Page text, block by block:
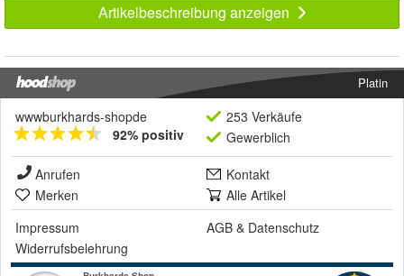
Artikelbeschreibung anzeigen
Platin
wwwburkhards-shopde
92% positiv
253 Verkäufe
Gewerblich
Anrufen
Kontakt
Merken
Alle Artikel
Impressum
AGB & Datenschutz
Widerrufsbelehrung